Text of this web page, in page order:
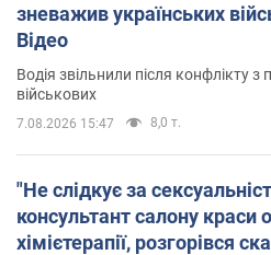
зневажив українських
Відео
Водія звільнили після конфлікту
військових
7.08.2026 15:47 8,0 т.
"Не слідкує за
консультант салону краси
хімієтерапії, розгорівся